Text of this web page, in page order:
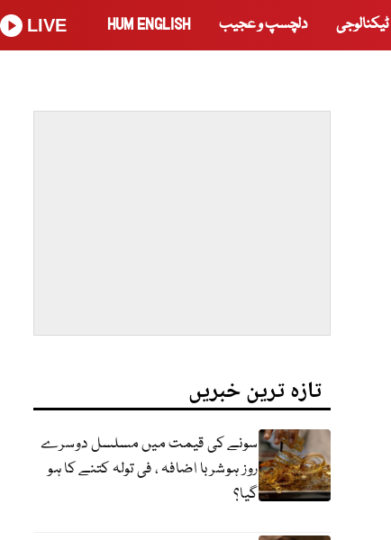
ٹیکنالوجی دلچسپ و عجیب HUM ENGLISH
LIVE
تازہ ترین خبریں
سونے کی قیمت میں مسلسل دوسرے
روز ہوشربا اضافہ ، فی تولہ کتنے کا ہو
گیا؟